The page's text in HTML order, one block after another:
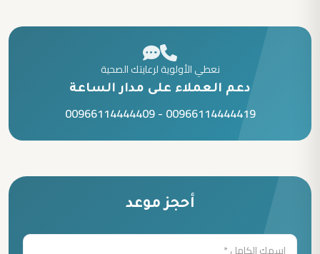
نعطي الأولوية لرعايتك الصحية
دعم العملاء على مدار الساعة
00966114444419
-
00966114444409
أحجز موعد